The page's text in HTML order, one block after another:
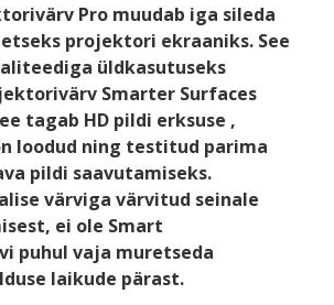
Pro muudab iga sileda
projektori ekraaniks. See
üldkasutuseks
Smarter Surfaces
tagab HD pildi erksuse ,
loodud ning testitud parima
pildi saavutamiseks.
värviga värvitud seinale
ei ole Smart
puhul vaja muretseda
laikude pärast.